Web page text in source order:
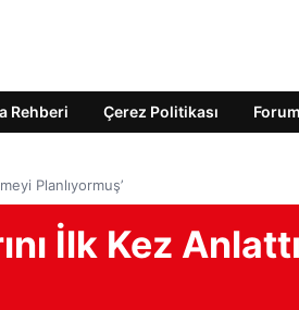
Rehberi Çerez Politikası Forum
Planlıyormuş’
İlk Kez